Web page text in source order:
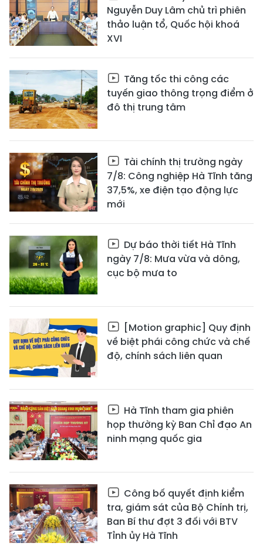
Nguyễn Duy Lâm chủ trì phiên
thảo luận tổ, Quốc hội khoá
XVI
Tăng tốc thi công các
tuyến giao thông trọng điểm ở
đô thị trung tâm
Tài chính thị trường ngày
7/8: Công nghiệp Hà Tĩnh tăng
37,5%, xe điện tạo động lực
mới
Dự báo thời tiết Hà Tĩnh
ngày 7/8: Mưa vừa và dông,
cục bộ mưa to
[Motion graphic] Quy định
về biệt phái công chức và chế
độ, chính sách liên quan
Hà Tĩnh tham gia phiên
họp thường kỳ Ban Chỉ đạo An
ninh mạng quốc gia
Công bố quyết định kiểm
tra, giám sát của Bộ Chính trị,
Ban Bí thư đợt 3 đối với BTV
Tỉnh ủy Hà Tĩnh